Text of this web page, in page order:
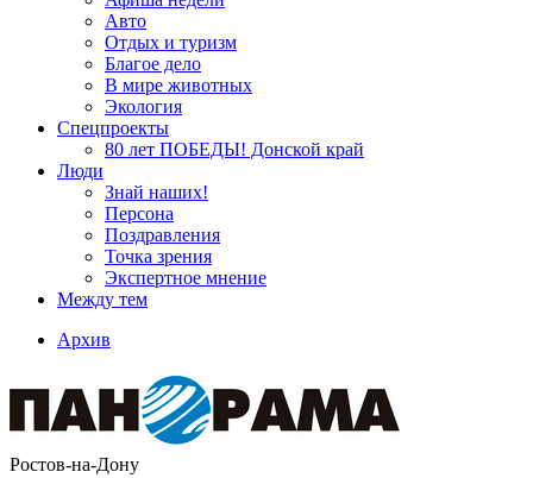
Авто
Отдых и туризм
Благое дело
В мире животных
Экология
Спецпроекты
80 лет ПОБЕДЫ! Донской край
Люди
Знай наших!
Персона
Поздравления
Точка зрения
Экспертное мнение
Между тем
Архив
Ростов-на-Дону